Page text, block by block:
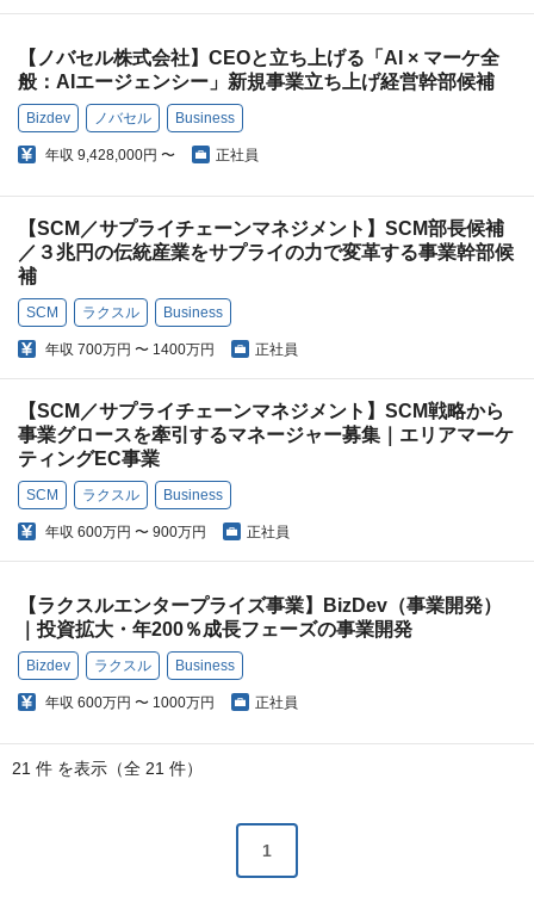
【ノバセル株式会社】CEOと立ち上げる「AI × マーケ全
般：AIエージェンシー」新規事業立ち上げ経営幹部候補
Bizdev ノバセル Business
年収 9,428,000円 〜 正社員
【SCM／サプライチェーンマネジメント】SCM部長候補
／３兆円の伝統産業をサプライの力で変革する事業幹部候
補
SCM ラクスル Business
年収 700万円 〜 1400万円 正社員
【SCM／サプライチェーンマネジメント】SCM戦略から
事業グロースを牽引するマネージャー募集｜エリアマーケ
ティングEC事業
SCM ラクスル Business
年収 600万円 〜 900万円 正社員
【ラクスルエンタープライズ事業】BizDev（事業開発）
｜投資拡大・年200％成長フェーズの事業開発
Bizdev ラクスル Business
年収 600万円 〜 1000万円 正社員
21 件 を表示（全 21 件）
1